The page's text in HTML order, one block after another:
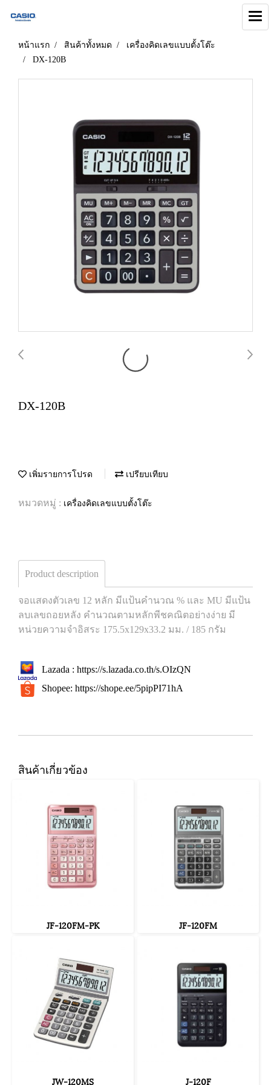
หน้าแรก สินค้าทั้งหมด
เครื่องคิดเลขแบบตั้งโต๊ะ
DX-120B
DX-120B
เพิ่มรายการโปรด เปรียบเทียบ
หมวดหมู่ : เครื่องคิดเลขแบบตั้งโต๊ะ
Product description
จอแสดงตัวเลข 12 หลัก มีแป้นคำนวณ % และ MU มีแป้น
ลบเลขถอยหลัง คำนวณตามหลักพีชคณิตอย่างง่าย มี
หน่วยความจำอิสระ 175.5x129x33.2 มม. / 185 กรัม
Lazada : https://s.lazada.co.th/s.OIzQN
Shopee: https://shope.ee/5pipPI71hA
สินค้าเกี่ยวข้อง
JF-120FM-PK JF-120FM
JW-120MS J-120F